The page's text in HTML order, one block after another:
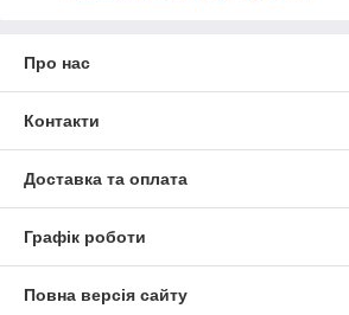
Про нас
Контакти
Доставка та оплата
Графік роботи
Повна версія сайту